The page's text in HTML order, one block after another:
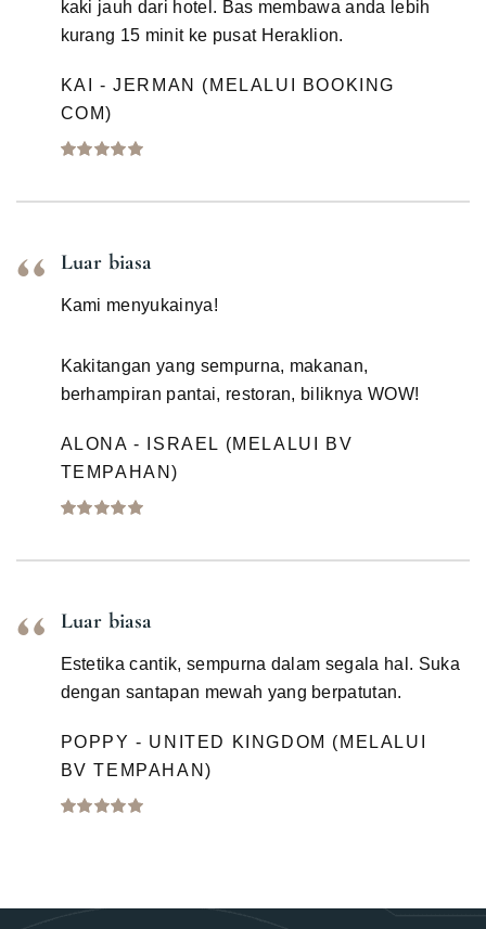
kaki jauh dari hotel. Bas membawa anda lebih
kurang 15 minit ke pusat Heraklion.
KAI - JERMAN (MELALUI BOOKING
COM)
Luar biasa
Kami menyukainya!
Kakitangan yang sempurna, makanan,
berhampiran pantai, restoran, biliknya WOW!
ALONA - ISRAEL (MELALUI BV
TEMPAHAN)
Luar biasa
Estetika cantik, sempurna dalam segala hal. Suka
dengan santapan mewah yang berpatutan.
POPPY - UNITED KINGDOM (MELALUI
BV TEMPAHAN)